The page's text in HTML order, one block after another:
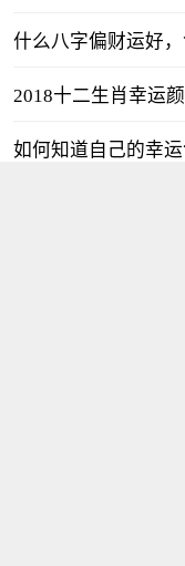
什么八字偏财运好
2018十二生肖幸运
如何知道自己的幸